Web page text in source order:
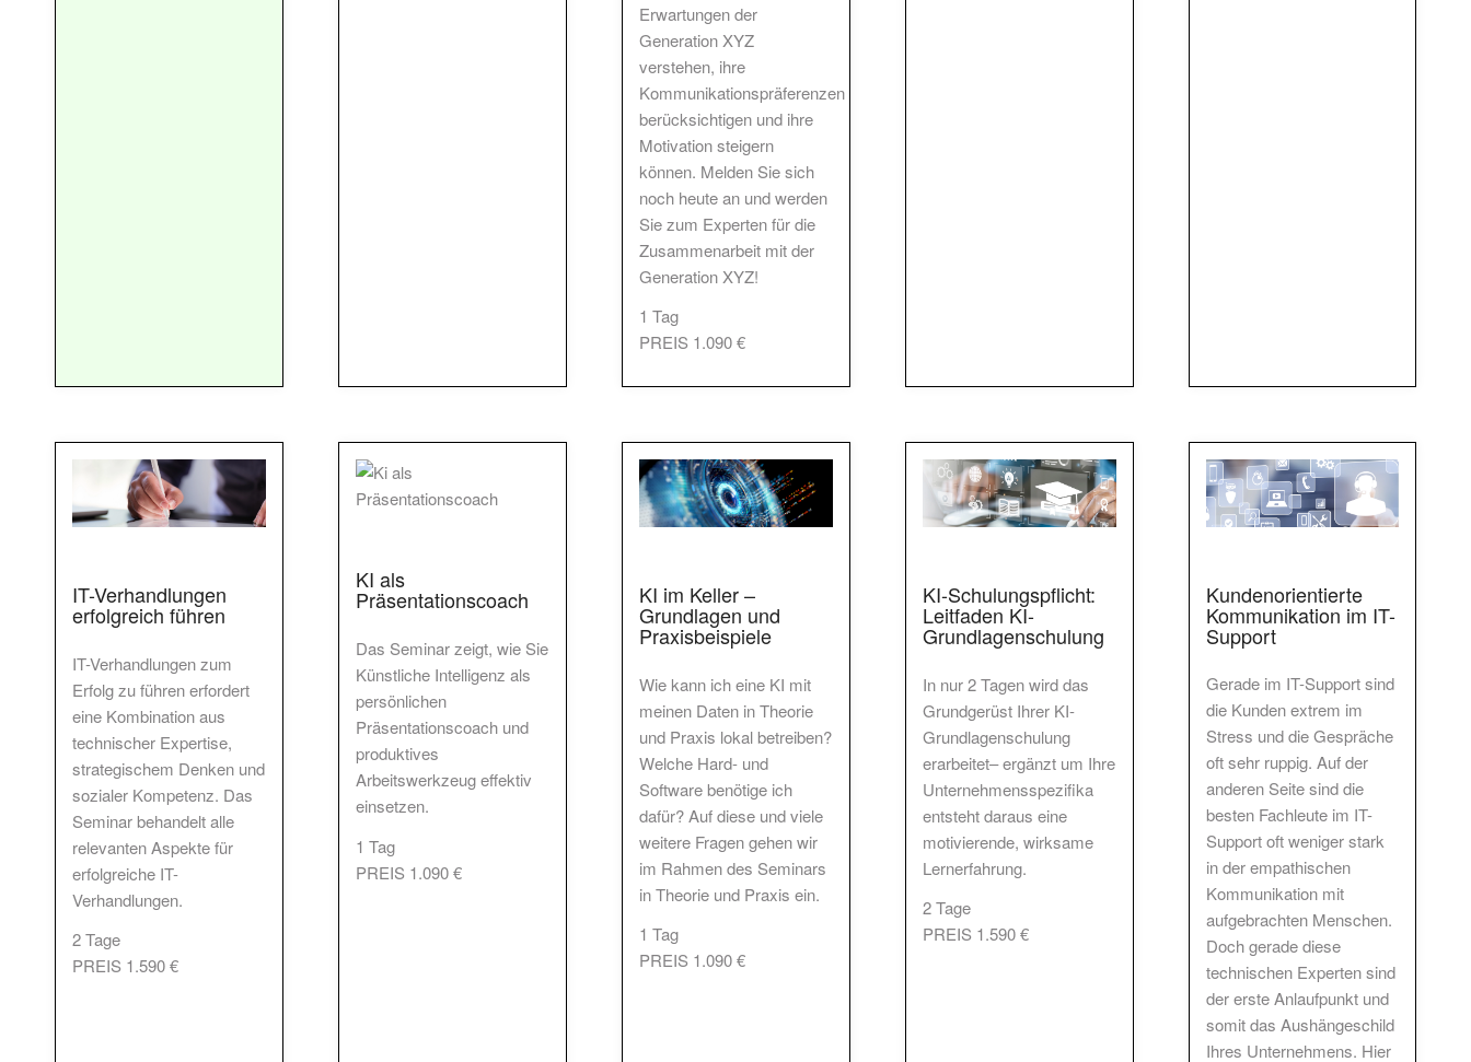
Erwartungen der
Generation XYZ
verstehen, ihre
Kommunikationspräferenzen
berücksichtigen und ihre
Motivation steigern
können. Melden Sie sich
noch heute an und werden
Sie zum Experten für die
Zusammenarbeit mit der
Generation XYZ!
1 Tag
PREIS 1.090 €
IT-Verhandlungen
erfolgreich führen
IT-Verhandlungen zum
Erfolg zu führen erfordert
eine Kombination aus
technischer Expertise,
strategischem Denken und
sozialer Kompetenz. Das
Seminar behandelt alle
relevanten Aspekte für
erfolgreiche IT-
Verhandlungen.
2 Tage
PREIS 1.590 €
KI als
Präsentationscoach
Das Seminar zeigt, wie Sie
Künstliche Intelligenz als
persönlichen
Präsentationscoach und
produktives
Arbeitswerkzeug effektiv
einsetzen.
1 Tag
PREIS 1.090 €
KI im Keller –
Grundlagen und
Praxisbeispiele
Wie kann ich eine KI mit
meinen Daten in Theorie
und Praxis lokal betreiben?
Welche Hard- und
Software benötige ich
dafür? Auf diese und viele
weitere Fragen gehen wir
im Rahmen des Seminars
in Theorie und Praxis ein.
1 Tag
PREIS 1.090 €
KI-Schulungspflicht:
Leitfaden KI-
Grundlagenschulung
In nur 2 Tagen wird das
Grundgerüst Ihrer KI-
Grundlagenschulung
erarbeitet– ergänzt um Ihre
Unternehmensspezifika
entsteht daraus eine
motivierende, wirksame
Lernerfahrung.
2 Tage
PREIS 1.590 €
Kundenorientierte
Kommunikation im IT-
Support
Gerade im IT-Support sind
die Kunden extrem im
Stress und die Gespräche
oft sehr ruppig. Auf der
anderen Seite sind die
besten Fachleute im IT-
Support oft weniger stark
in der empathischen
Kommunikation mit
aufgebrachten Menschen.
Doch gerade diese
technischen Experten sind
der erste Anlaufpunkt und
somit das Aushängeschild
Ihres Unternehmens. Hier